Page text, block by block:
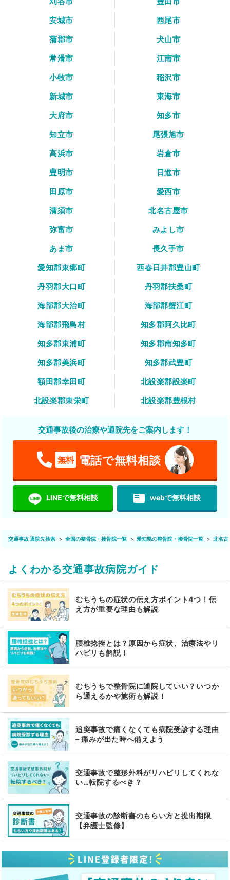
安城市
西尾市
蒲郡市
犬山市
常滑市
江南市
小牧市
稲沢市
新城市
東海市
大府市
知多市
知立市
尾張旭市
高浜市
岩倉市
豊明市
日進市
田原市
愛西市
清須市
北名古屋市
弥富市
みよし市
あま市
長久手市
愛知郡東郷町
西春日井郡豊山町
丹羽郡大口町
丹羽郡扶桑町
海部郡大治町
海部郡蟹江町
海部郡飛島村
知多郡阿久比町
知多郡東浦町
知多郡南知多町
知多郡美浜町
知多郡武豊町
額田郡幸田町
北設楽郡設楽町
北設楽郡東栄町
北設楽郡豊根村
交通事故後の治療や通院先をご案内します！
無料 電話で無料相談
LINEで無料相談 featured_play_list webで無料相談
交通事故 通院先検索 全国の整骨院・接骨院一覧 愛知県の整骨院・接骨院一覧 北名古
よくわかる交通事故病院ガイド
むちうちの症状の伝え方ポイント4つ！伝
え方が重要な理由も解説
腰椎捻挫とは？原因から症状、治療法やリ
ハビリも解説！
むちうちで整骨院に通院していい？いつか
ら通えるかや施術も解説！
追突事故で痛くなくても病院受診する理由
– 痛みが出た時へ備えよう
交通事故で整形外科がリハビリしてくれな
い…転院するべき？
交通事故の診断書のもらい方と提出期限
【弁護士監修】